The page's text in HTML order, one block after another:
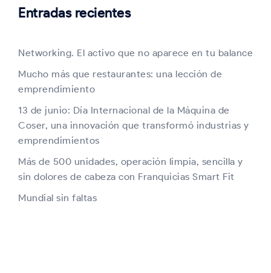
Entradas recientes
Networking. El activo que no aparece en tu balance
Mucho más que restaurantes: una lección de
emprendimiento
13 de junio: Día Internacional de la Máquina de
Coser, una innovación que transformó industrias y
emprendimientos
Más de 500 unidades, operación limpia, sencilla y
sin dolores de cabeza con Franquicias Smart Fit
Mundial sin faltas